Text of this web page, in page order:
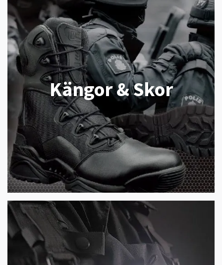
Kängor & Skor